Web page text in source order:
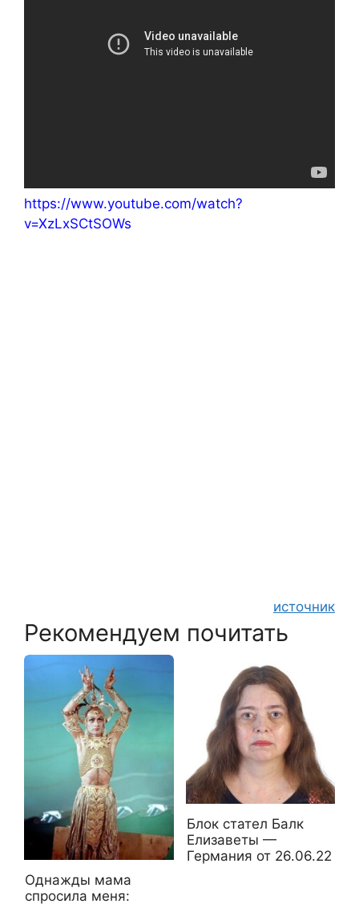
https://www.youtube.com/watch?
v=XzLxSCtSOWs
источник
Рекомендуем почитать
Однажды мама
спросила меня:
Блок стател Балк
Елизаветы —
Германия от 26.06.22